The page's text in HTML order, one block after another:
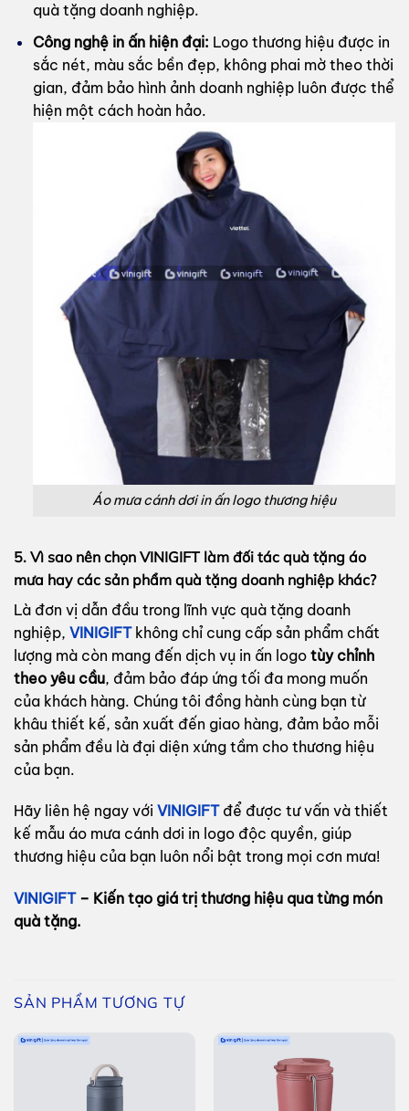
quà tặng doanh nghiệp.
Công nghệ in ấn hiện đại: Logo thương hiệu được in
sắc nét, màu sắc bền đẹp, không phai mờ theo thời
gian, đảm bảo hình ảnh doanh nghiệp luôn được thể
hiện một cách hoàn hảo.
Áo mưa cánh dơi in ấn logo thương hiệu
5. Vì sao nên chọn VINIGIFT làm đối tác quà tặng áo
mưa hay các sản phẩm quà tặng doanh nghiệp khác?
Là đơn vị dẫn đầu trong lĩnh vực quà tặng doanh
nghiệp, VINIGIFTkhông chỉ cung cấp sản phẩm chất
lượng mà còn mang đến dịch vụ in ấn logo tùy chỉnh
theo yêu cầu, đảm bảo đáp ứng tối đa mong muốn
của khách hàng. Chúng tôi đồng hành cùng bạn từ
khâu thiết kế, sản xuất đến giao hàng, đảm bảo mỗi
sản phẩm đều là đại diện xứng tầm cho thương hiệu
của bạn.
Hãy liên hệ ngay với VINIGIFTđể được tư vấn và thiết
kế mẫu áo mưa cánh dơi in logo độc quyền, giúp
thương hiệu của bạn luôn nổi bật trong mọi cơn mưa!
VINIGIFT– Kiến tạo giá trị thương hiệu qua từng món
quà tặng.
SẢN PHẨM TƯƠNG TỰ